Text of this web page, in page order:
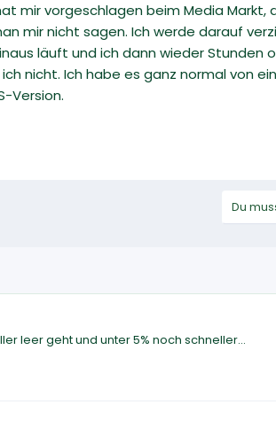
mir vorgeschlagen beim Media Markt,
mir nicht sagen. Ich werde darauf
läuft und ich dann wieder Stunden
nicht. Ich habe es ganz normal von
Version.
Du
leer geht und unter 5% noch schneller...